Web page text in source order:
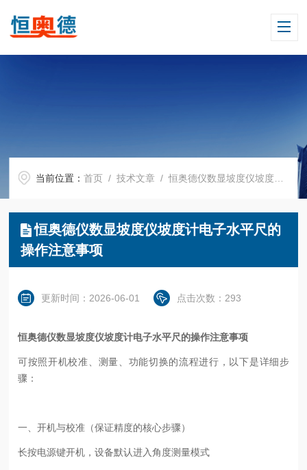
当前位置：首页 /技术文章 / 恒奥德仪数显坡度仪坡度计电子水平尺的操作注意事项
恒奥德仪数显坡度仪坡度计电子水平尺的
操作注意事项
更新时间：2026-06-01 点击次数：293
恒奥德仪数显坡度仪坡度计电子水平尺的操作注意事项
可按照开机校准、测量、功能切换的流程进行，以下是详细步
骤：
一、开机与校准（保证精度的核心步骤）
长按电源键开机，设备默认进入角度测量模式